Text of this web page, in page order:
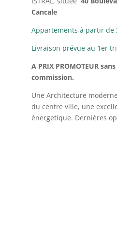
Cancale
Appartements à partir de
Livraison prévue au 1er
A PRIX PROMOTEUR
commission.
Une Architecture
du centre ville, une
énergetique. Dernières